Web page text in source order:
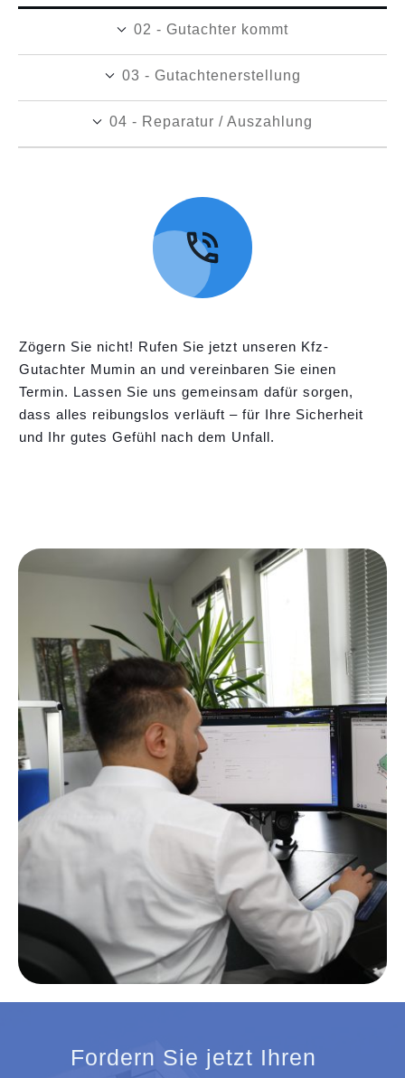
02 - Gutachter kommt
03 - Gutachtenerstellung
04 - Reparatur / Auszahlung
Zögern Sie nicht! Rufen Sie jetzt unseren Kfz-
Gutachter Mumin an und vereinbaren Sie einen
Termin. Lassen Sie uns gemeinsam dafür sorgen,
dass alles reibungslos verläuft – für Ihre Sicherheit
und Ihr gutes Gefühl nach dem Unfall.
Fordern Sie jetzt Ihren